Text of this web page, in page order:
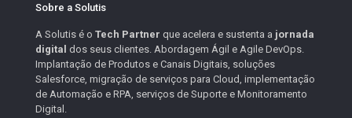
Sobre a Solutis
A Solutis é o Tech Partner que acelera e sustenta a jornada
digital dos seus clientes. Abordagem Ágil e Agile DevOps.
Implantação de Produtos e Canais Digitais, soluções
Salesforce, migração de serviços para Cloud, implementação
de Automação e RPA, serviços de Suporte e Monitoramento
Digital.